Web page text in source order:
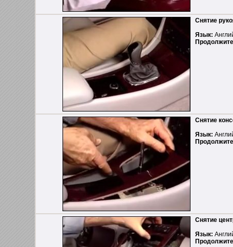
Снятие
Язык:
Снятие
Язык:
Снятие
Язык: